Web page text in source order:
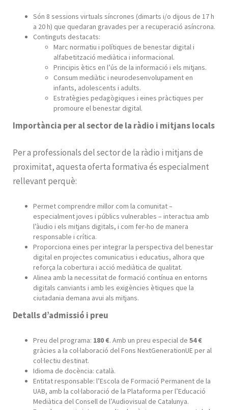
Són 8 sessions virtuals síncrones (dimarts i/o dijous de 17 h
a 20 h) que quedaran gravades per a recuperació asíncrona.
Continguts destacats:
Marc normatiu i polítiques de benestar digital i
alfabetització mediàtica i informacional.
Principis ètics en l’ús de la informació i els mitjans.
Consum mediàtic i neurodesenvolupament en
infants, adolescents i adults.
Estratègies pedagògiques i eines pràctiques per
promoure el benestar digital.
Importància per al sector de la ràdio i mitjans locals
Per a professionals del sector de la ràdio i mitjans de
proximitat, aquesta oferta formativa és especialment
rellevant perquè:
Permet comprendre millor com la comunitat –
especialment joves i públics vulnerables – interactua amb
l’àudio i els mitjans digitals, i com fer-ho de manera
responsable i crítica.
Proporciona eines per integrar la perspectiva del benestar
digital en projectes comunicatius i educatius, alhora que
reforça la cobertura i acció mediàtica de qualitat.
Alinea amb la necessitat de formació contínua en entorns
digitals canviants i amb les exigències ètiques que la
ciutadania demana avui als mitjans.
Detalls d’admissió i preu
Preu del programa: 180 €. Amb un preu especial de 54 €
gràcies a la col·laboració del Fons NextGenerationUE per al
col·lectiu destinat.
Idioma de docència: català.
Entitat responsable: l’Escola de Formació Permanent de la
UAB, amb la col·laboració de la Plataforma per l’Educació
Mediàtica del Consell de l’Audiovisual de Catalunya.